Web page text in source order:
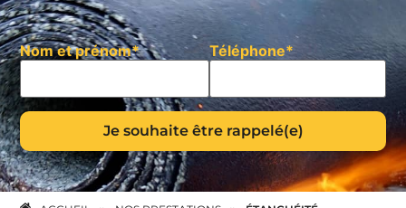
Nom et prénom* Téléphone*